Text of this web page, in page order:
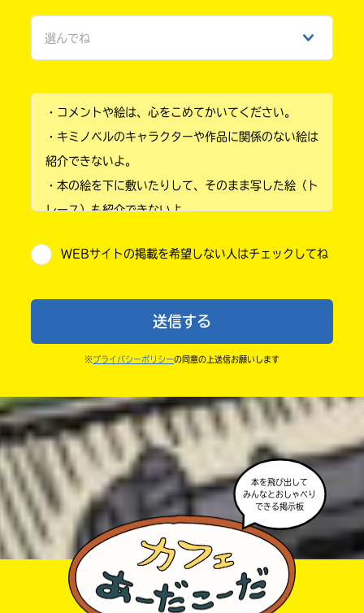
ひみつ
選んでね
小学2年
小学4年
小学6年
中学1年
高校生以上
・コメントや絵は、心をこめてかいてください。
・キミノベルのキャラクターや作品に関係のない絵は
紹介できないよ。
・本の絵を下に敷いたりして、そのまま写した絵（ト
レース）も紹介できないよ。
・送ってからすぐには紹介されないので、待ってて
ならないよう気をつけてね。
・キャンペーン開催中は、投稿した後の画面にバナー
・ポプラ社の宣伝物で紹介させてもらうことがある
よ。
・かき終えたら、人を傷つけていたり、個人情報をか
きこんでいたり、字がまちがっていたりしないか、読
みなおしてみてね。
WEBサイトの掲載を希望しない人はチェックしてね
送信する
※ プライバシーポリシーの同意の上送信お願いします
本を飛び出して
みんなとおしゃべり
できる掲示板